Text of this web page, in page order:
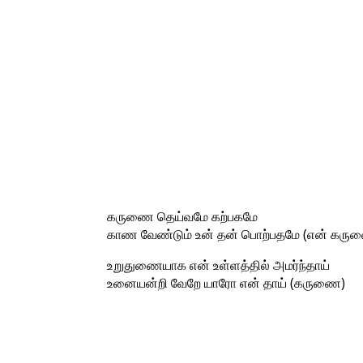
கருணை தெய்வமே கற்பகமே
காண வேண்டும் உன் தன் பொற்பதமே (என்
உறுதுணையாக என் உள்ளத்தில் அமர்ந்தாய்
உனையன்றி வேறே யாரோ என் தாய் (கருணை)